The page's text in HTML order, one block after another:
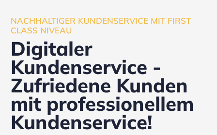
NACHHALTIGER KUNDENSERVICE MIT FIRST
CLASS NIVEAU
Digitaler
Kundenservice -
Zufriedene Kunden
mit professionellem
Kundenservice!